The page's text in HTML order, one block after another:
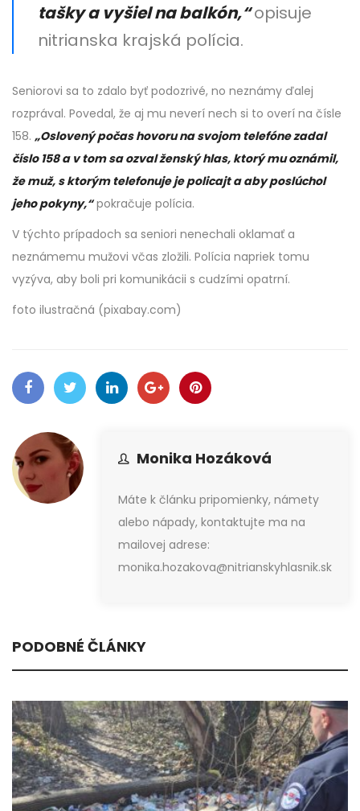
tašky a vyšiel na balkón,“opisuje
nitrianska krajská polícia.
Seniorovi sa to zdalo byť podozrivé, no neznámy ďalej
rozprával. Povedal, že aj mu neverí nech si to overí na čísle
158. „Oslovený počas hovoru na svojom telefóne zadal
číslo 158 a v tom sa ozval ženský hlas, ktorý mu oznámil,
že muž, s ktorým telefonuje je policajt a aby poslúchol
jeho pokyny,“pokračuje polícia.
V týchto prípadoch sa seniori nenechali oklamať a
neznámemu mužovi včas zložili. Polícia napriek tomu
vyzýva, aby boli pri komunikácii s cudzími opatrní.
foto ilustračná (pixabay.com)
Monika Hozáková
Máte k článku pripomienky, námety
alebo nápady, kontaktujte ma na
mailovej adrese:
monika.hozakova@nitrianskyhlasnik.sk
PODOBNÉ ČLÁNKY